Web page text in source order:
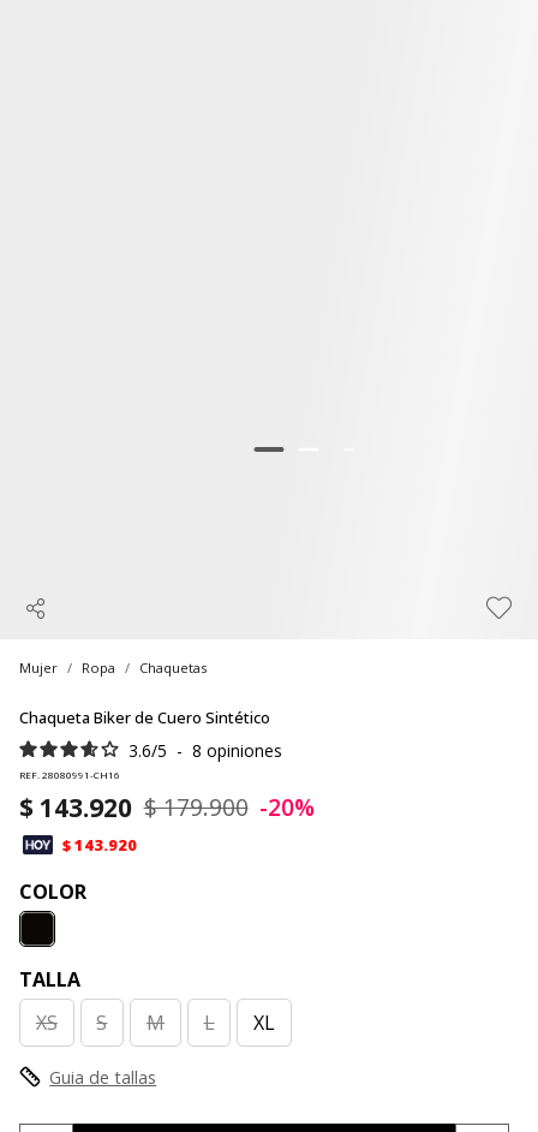
Mujer Ropa Chaquetas
Chaqueta Biker de Cuero Sintético
3.6/5 - 8 opiniones
REF. 28080991-CH16
$ 143.920 $ 179.900 -20%
$ 143.920
COLOR
TALLA
XS
S M L XL
Guia de tallas